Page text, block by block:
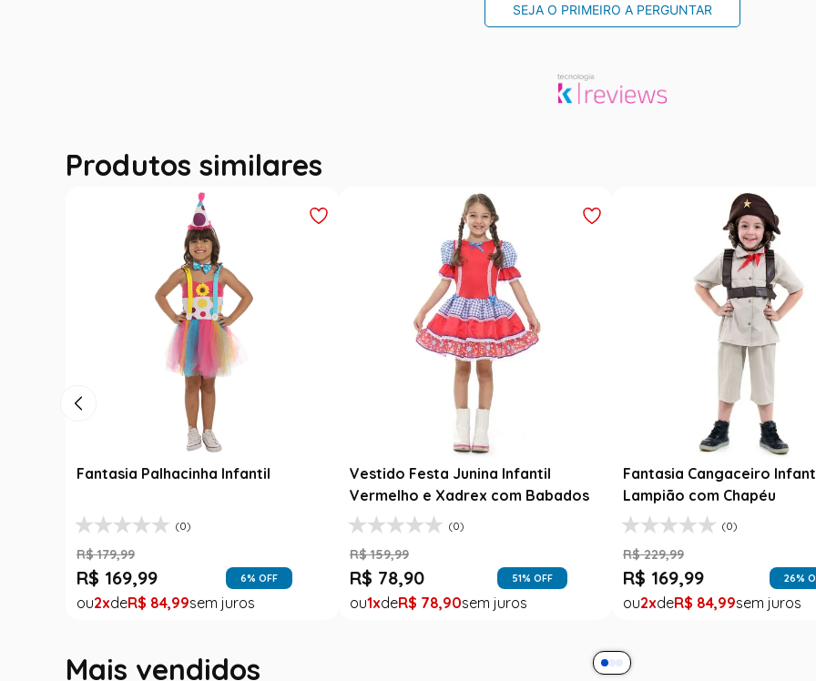
SEJA O PRIMEIRO A PERGUNTAR
Produtos similares
Fantasia Palhacinha Infantil
(0)
R$ 179,99
R$ 169,99 6% OFF
2 R$ 84,99
Vestido Festa Junina Infantil
Vermelho e Xadrex com Babados
(0)
R$ 159,99
R$ 78,90 51% OFF
1 R$ 78,90
Fantasia Cangaceiro
Lampião com Chapéu
(0)
R$ 229,99
R$ 169,99 26%
2 R$ 84,99
Mais vendidos